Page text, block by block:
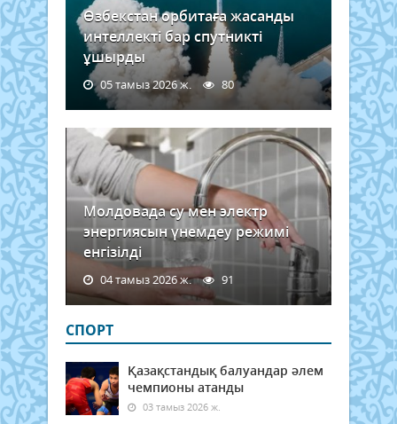
Өзбекстан орбитаға жасанды
интеллекті бар спутникті
ұшырды
05 тамыз 2026 ж. 80
Молдовада су мен электр
энергиясын үнемдеу режимі
енгізілді
04 тамыз 2026 ж. 91
СПОРТ
Қазақстандық балуандар әлем
чемпионы атанды
03 тамыз 2026 ж.